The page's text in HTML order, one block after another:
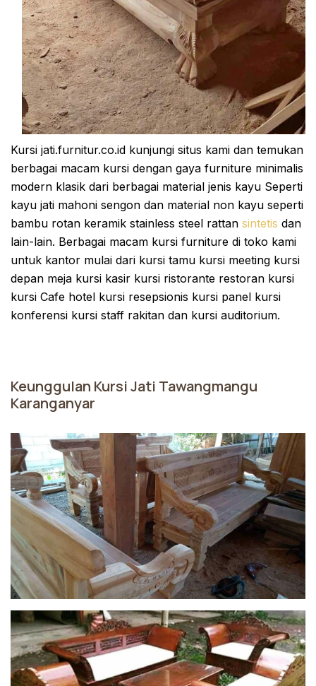
Kursi jati.furnitur.co.id kunjungi situs kami dan temukan
berbagai macam kursi dengan gaya furniture minimalis
modern klasik dari berbagai material jenis kayu Seperti
kayu jati mahoni sengon dan material non kayu seperti
bambu rotan keramik stainless steel rattan sintetis dan
lain-lain. Berbagai macam kursi furniture di toko kami
untuk kantor mulai dari kursi tamu kursi meeting kursi
depan meja kursi kasir kursi ristorante restoran kursi
kursi Cafe hotel kursi resepsionis kursi panel kursi
konferensi kursi staff rakitan dan kursi auditorium.
Keunggulan Kursi Jati Tawangmangu
Karanganyar